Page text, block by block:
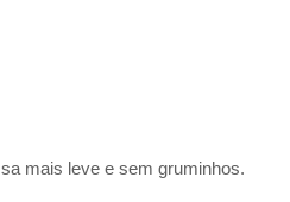
mais leve e sem gruminhos.